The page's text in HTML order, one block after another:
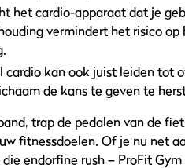
het cardio-apparaat dat je
vermindert het risico op
cardio kan ook juist leiden tot
de kans te geven te
trap de pedalen van de
fitnessdoelen. Of je nu net
endorfine rush – ProFit